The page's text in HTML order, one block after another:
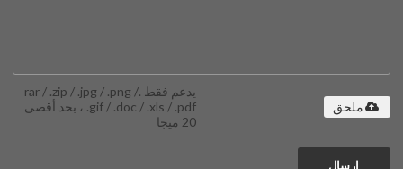
يدعم فقط .rar / .zip / .jpg / .png /
.gif / .doc / .xls / .pdf ، بحد أقصى
20 ميجا
ملحق
إرسال